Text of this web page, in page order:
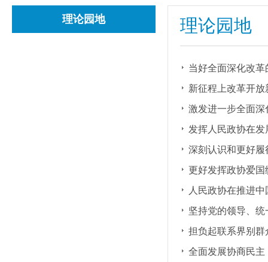
中国人民政治协商会议辽宁省本溪市委员会
本溪市政协2026年部门预算
理论园地 理论园地
当好全面深化改
新征程上改革开放
激发进一步全面
发挥人民政协在
深刻认识和更好
更好发挥政协爱
人民政协在推进
坚持党的领导、
担负起联系界别群
全面发展协商民主